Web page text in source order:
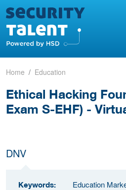
Home Education
Ethical Hacking
Exam S-EHF) -
DNV
Keywords: Education